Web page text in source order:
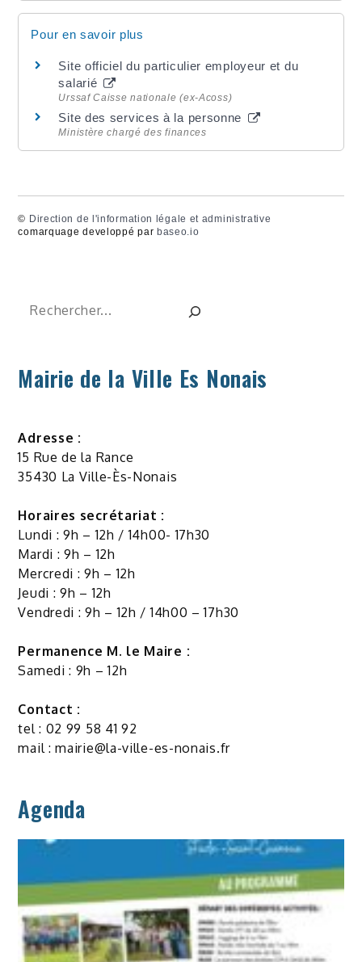
Pour en savoir plus
Site officiel du particulier employeur et du
salarié
Urssaf Caisse nationale (ex-Acoss)
Site des services à la personne
Ministère chargé des finances
© Direction de l'information légale et administrative
comarquage developpé par baseo.io
Rechercher
Mairie de la Ville Es Nonais
Adresse :
15 Rue de la Rance
35430 La Ville-Ès-Nonais
Horaires secrétariat :
Lundi : 9h – 12h / 14h00- 17h30
Mardi : 9h – 12h
Mercredi : 9h – 12h
Jeudi : 9h – 12h
Vendredi : 9h – 12h / 14h00 – 17h30
Permanence M. le Maire :
Samedi : 9h – 12h
Contact :
tel : 02 99 58 41 92
mail :mairie@la-ville-es-nonais.fr
Agenda